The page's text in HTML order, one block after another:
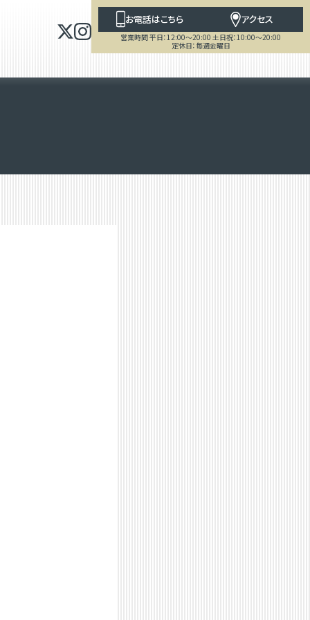
お電話はこちら アクセス
営業時間 平日：12:00～20:00 土日祝：10:00～20:00
定休日：毎週金曜日